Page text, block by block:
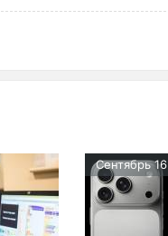
Сентябрь 16